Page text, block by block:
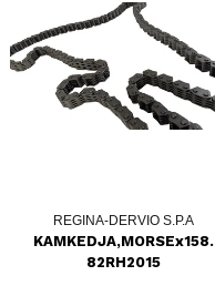
REGINA-DERVIO S.P.A
KAMKEDJA,MORSEx158.
82RH2015